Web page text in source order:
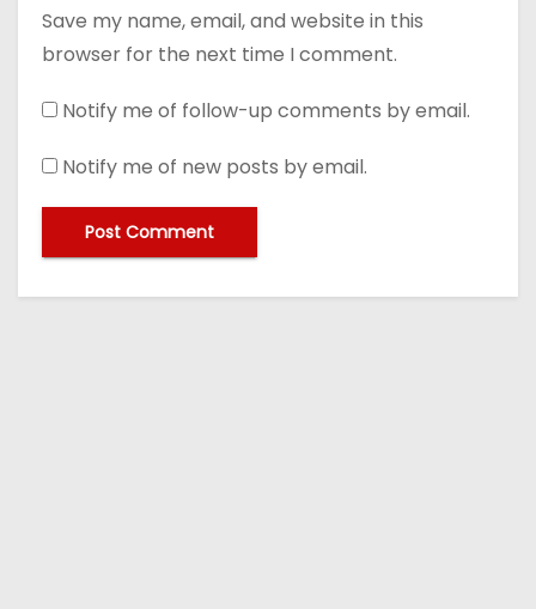
Save my name, email, and website in this
browser for the next time I comment.
Notify me of follow-up comments by email.
Notify me of new posts by email.